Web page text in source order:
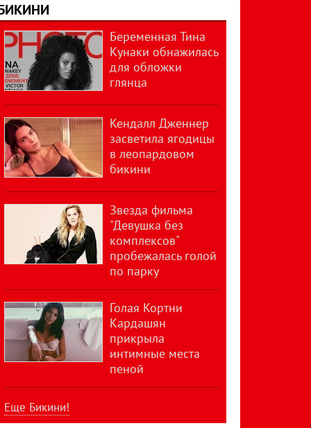
Беременная Тина
Кунаки обнажилась
для обложки
глянца
Кендалл Дженнер
засветила ягодицы
в леопардовом
бикини
Звезда фильма
"Девушка без
комплексов"
пробежалась голой
по парку
Голая Кортни
Кардашян
прикрыла
интимные места
пеной
Еще Бикини!